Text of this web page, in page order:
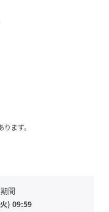
ます。
間
) 09:59